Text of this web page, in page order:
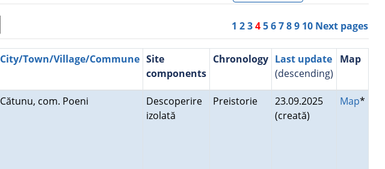
1 23456789 10 Next pages
City/Town/Village/Commune Site
components
Chronology Last update
(descending)
Map
Cătunu, com. Poeni
Descoperire
izolată
Preistorie
23.09.2025
(creată)
Map*